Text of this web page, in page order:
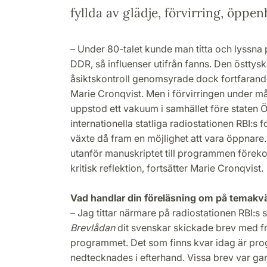
fyllda av glädje, förvirring,
– Under 80-talet kunde man titta och
DDR, så influenser utifrån fanns. Den
åsiktskontroll genomsyrade dock
Marie Cronqvist. Men i förvirringen under
uppstod ett vakuum i samhället före staten
internationella statliga radiostationen RBI:s
växte då fram en möjlighet att vara
utanför manuskriptet till programmen
kritisk reflektion, fortsätter Marie Cronqvist.
Vad handlar din föreläsning om på
– Jag tittar närmare på radiostationen RBI:s
Brevlådandit svenskar skickade brev med
programmet. Det som finns kvar idag är
nedtecknades i efterhand. Vissa brev var